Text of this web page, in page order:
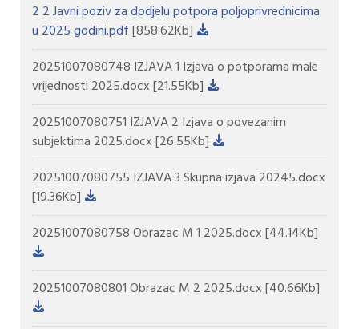
2 2 Javni poziv za dodjelu potpora poljoprivrednicima
u 2025 godini.pdf[858.62Kb]
20251007080748 IZJAVA 1 Izjava o potporama male
vrijednosti 2025.docx[21.55Kb]
20251007080751 IZJAVA 2 Izjava o povezanim
subjektima 2025.docx[26.55Kb]
20251007080755 IZJAVA 3 Skupna izjava 20245.docx
[19.36Kb]
20251007080758 Obrazac M 1 2025.docx[44.14Kb]
20251007080801 Obrazac M 2 2025.docx[40.66Kb]